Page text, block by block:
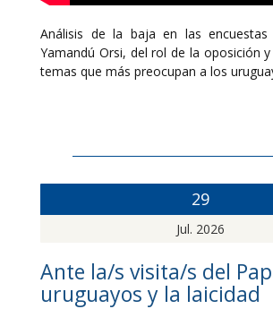
Análisis de la baja en las encuestas
Yamandú Orsi, del rol de la oposición
temas que más preocupan a los
29
Jul. 2026
Ante la/s visita/s del
uruguayos y la laicidad